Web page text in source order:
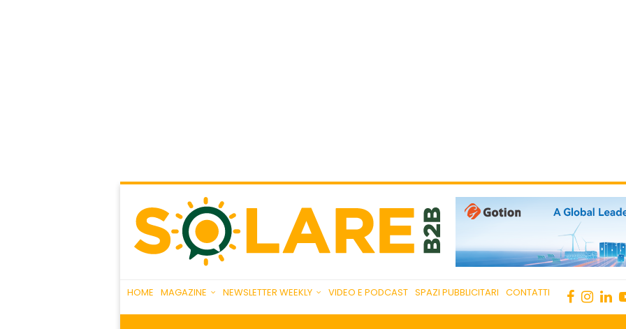
HOME MAGAZINE NEWSLETTER WEEKLY VIDEO E PODCAST SPAZI PUBBLICITARI CONTATTI